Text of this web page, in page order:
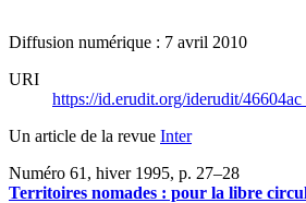
Diffusion numérique : 7 avril 2010
URI
https://id.erudit.org/iderudit/46604ac
Un article de la revue Inter
Numéro 61, hiver 1995, p. 27–28
Territoires nomades : pour la libre